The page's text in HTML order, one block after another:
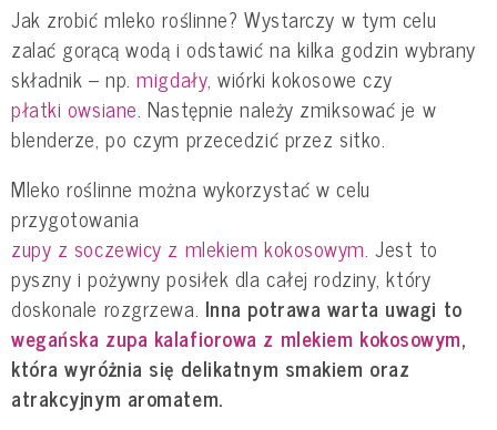
Jak zrobić mleko roślinne? Wystarczy w tym celu
zalać gorącą wodą i odstawić na kilka godzin wybrany
składnik – np.migdały, wiórki kokosowe czy
płatki owsiane. Następnie należy zmiksować je w
blenderze, po czym przecedzić przez sitko.
Mleko roślinne można wykorzystać w celu
przygotowania
zupy z soczewicy z mlekiem kokosowym. Jest to
pyszny i pożywny posiłek dla całej rodziny, który
doskonale rozgrzewa. Inna potrawa warta uwagi to
wegańska zupa kalafiorowa z mlekiem kokosowym,
która wyróżnia się delikatnym smakiem oraz
atrakcyjnym aromatem.